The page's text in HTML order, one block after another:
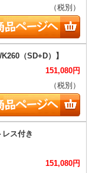
（税別）
151,080円
（税別）
151,080円